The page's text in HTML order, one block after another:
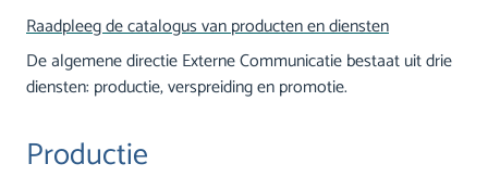
Raadpleeg de catalogus van producten en diensten
De algemene directie Externe Communicatie bestaat uit drie
diensten: productie, verspreiding en promotie.
Productie